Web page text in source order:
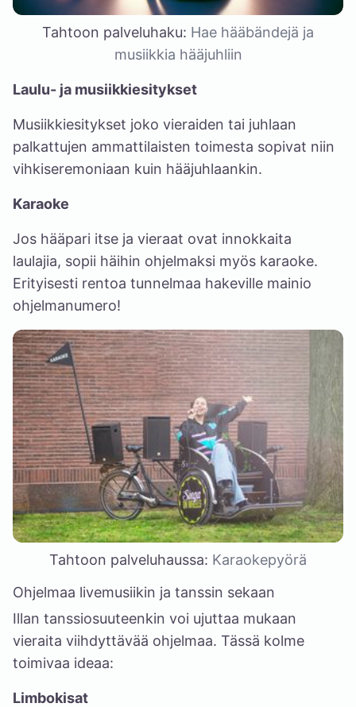
Tahtoon palveluhaku: Hae hääbändejä ja
musiikkia hääjuhliin
Laulu- ja musiikkiesitykset
Musiikkiesitykset joko vieraiden tai juhlaan
palkattujen ammattilaisten toimesta sopivat niin
vihkiseremoniaan kuin hääjuhlaankin.
Karaoke
Jos hääpari itse ja vieraat ovat innokkaita
laulajia, sopii häihin ohjelmaksi myös karaoke.
Erityisesti rentoa tunnelmaa hakeville mainio
ohjelmanumero!
Tahtoon palveluhaussa: Karaokepyörä
Ohjelmaa livemusiikin ja tanssin sekaan
Illan tanssiosuuteenkin voi ujuttaa mukaan
vieraita viihdyttävää ohjelmaa. Tässä kolme
toimivaa ideaa:
Limbokisat